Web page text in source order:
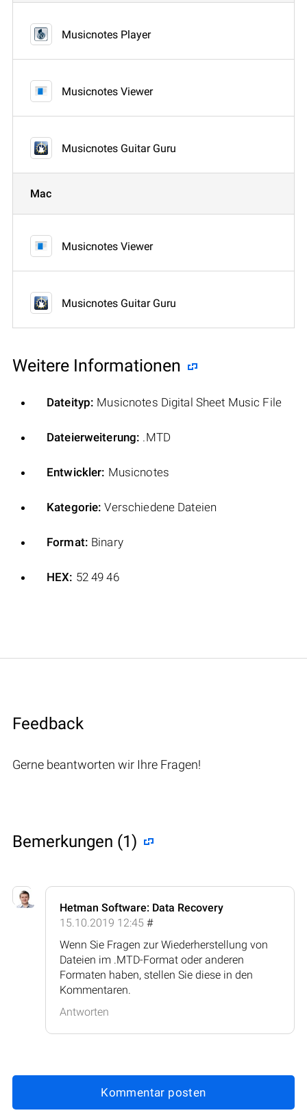
Musicnotes Player
Musicnotes Viewer
Musicnotes Guitar Guru
Mac
Musicnotes Viewer
Musicnotes Guitar Guru
Weitere Informationen
Dateityp: Musicnotes Digital Sheet Music File
Dateierweiterung: .MTD
Entwickler: Musicnotes
Kategorie: Verschiedene Dateien
Format: Binary
HEX: 52 49 46
Feedback
Gerne beantworten wir Ihre Fragen!
Bemerkungen (1)
Hetman Software: Data Recovery
15.10.2019 12:45 #
Wenn Sie Fragen zur Wiederherstellung von
Dateien im .MTD-Format oder anderen
Formaten haben, stellen Sie diese in den
Kommentaren.
Antworten
Kommentar posten